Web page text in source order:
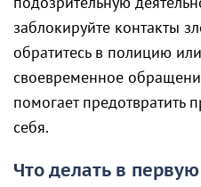
заблокируйте контакты
обратитесь в полицию
своевременное
помогает предотвратить
себя.
Что делать в